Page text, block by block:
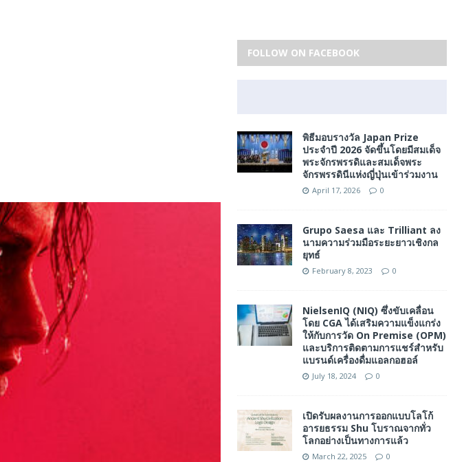
FOLLOW ON FACEBOOK
พิธีมอบรางวัล Japan Prize
ประจำปี 2026 จัดขึ้นโดยมีสมเด็จ
พระจักรพรรดิและสมเด็จพระ
จักรพรรดินีแห่งญี่ปุ่นเข้าร่วมงาน
April 17, 2026 0
Grupo Saesa และ Trilliant ลง
นามความร่วมมือระยะยาวเชิงกล
ยุทธ์
February 8, 2023 0
NielsenIQ (NIQ) ซึ่งขับเคลื่อน
โดย CGA ได้เสริมความแข็งแกร่ง
ให้กับการวัด On Premise (OPM)
และบริการติดตามการแชร์สำหรับ
แบรนด์เครื่องดื่มแอลกอฮอล์
July 18, 2024 0
เปิดรับผลงานการออกแบบโลโก้
อารยธรรม Shu โบราณจากทั่ว
โลกอย่างเป็นทางการแล้ว
March 22, 2025 0